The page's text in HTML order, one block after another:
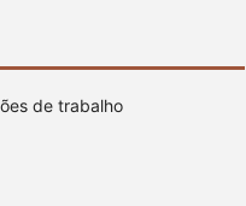
de trabalho